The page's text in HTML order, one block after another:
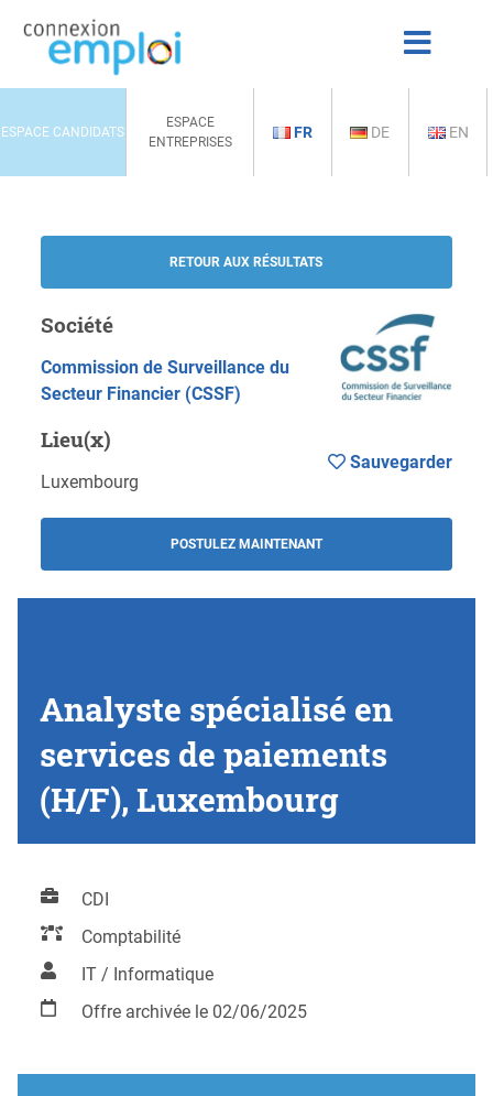
ESPACE CANDIDATS
ESPACE
ENTREPRISES
FR DE EN
RETOUR AUX RÉSULTATS
Société
Commission de Surveillance du
Secteur Financier (CSSF)
Lieu(x)
Luxembourg
POSTULEZ MAINTENANT
Sauvegarder
Analyste spécialisé en
services de paiements
(H/F), Luxembourg
CDI
Comptabilité
IT / Informatique
Offre archivée le 02/06/2025